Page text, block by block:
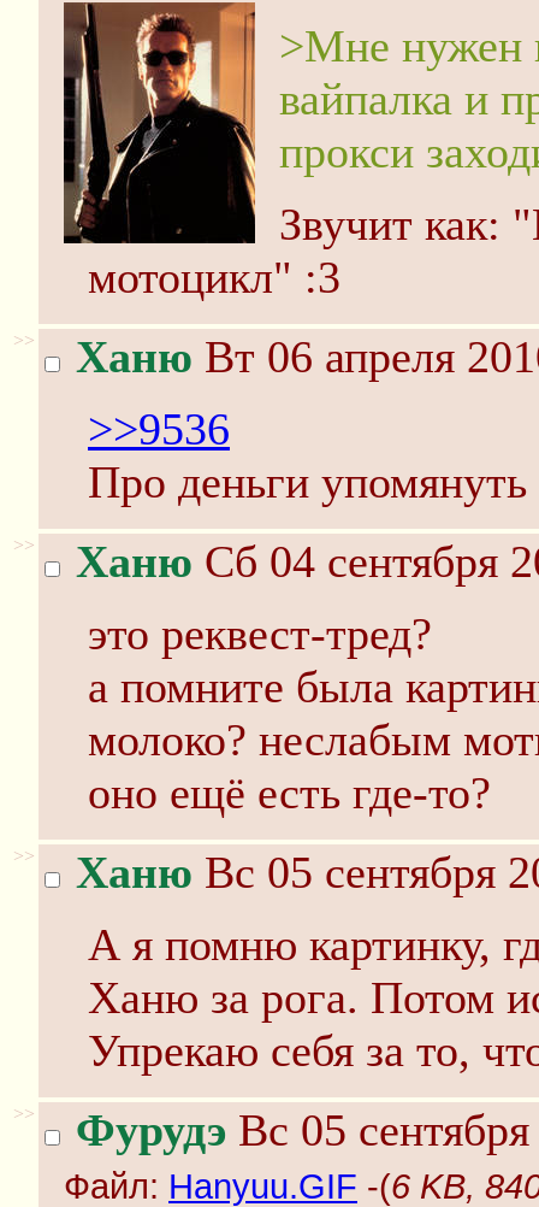
>Мне нужен
вайпалка и
прокси
Звучит как:
мотоцикл" :3
>> Ханю Вт 06 апреля
>>9536
Про деньги
>> Ханю Сб 04 сентября
это реквест-тред?
а помните была
молоко? неслабым
оно ещё есть где-то?
>> Ханю Вс 05 сентября
А я помню картинку,
Ханю за рога. Потом
Упрекаю себя за то,
>> Фурудэ Вс 05
Файл: Hanyuu.GIF -(6 KB,